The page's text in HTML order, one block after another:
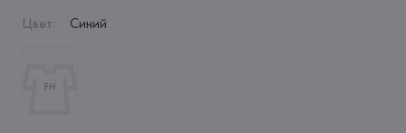
Цвет: Синий